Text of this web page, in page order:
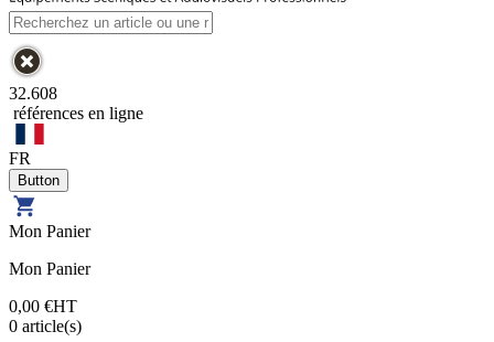
32.608
références en ligne
FR
Mon Panier
Mon Panier
0,00 €HT
0 article(s)